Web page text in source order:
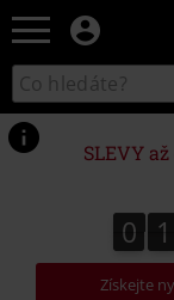
Katalog
vyhledávání
SLEVY až
0
0 1
1
Získejte